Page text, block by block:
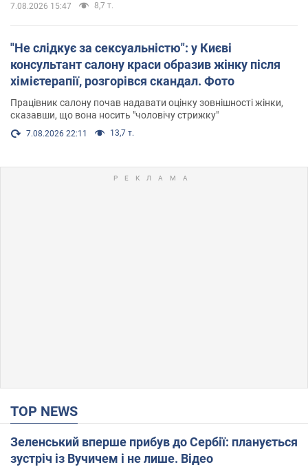
7.08.2026 15:47 8,7 т.
"Не слідкує за сексуальністю": у Києві
консультант салону краси образив жінку після
хімієтерапії, розгорівся скандал. Фото
Працівник салону почав надавати оцінку зовнішності жінки,
сказавши, що вона носить "чоловічу стрижку"
7.08.2026 22:11 13,7 т.
TOP NEWS
Зеленський вперше прибув до Сербії: планується
зустріч із Вучичем і не лише. Відео